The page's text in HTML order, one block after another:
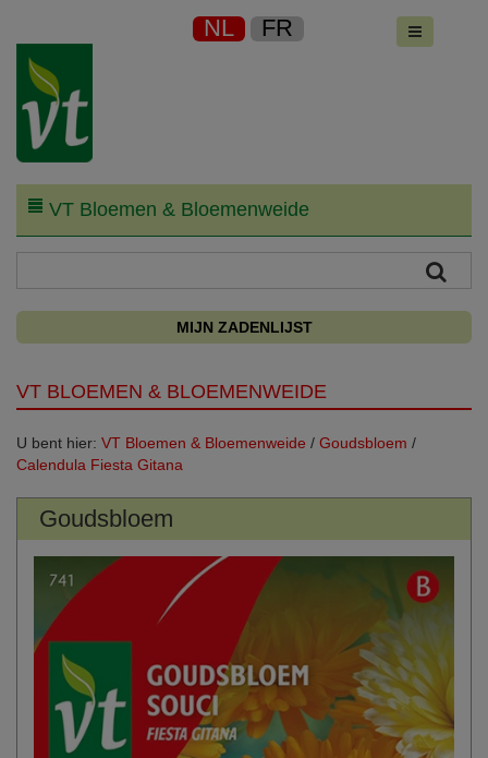
NL FR
VT Bloemen & Bloemenweide
MIJN ZADENLIJST
VT BLOEMEN & BLOEMENWEIDE
U bent hier: VT Bloemen & Bloemenweide / Goudsbloem /
Calendula Fiesta Gitana
Goudsbloem